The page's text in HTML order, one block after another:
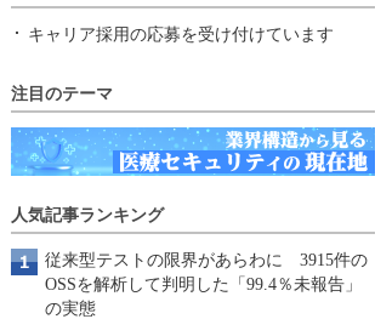
キャリア採用の応募を受け付けています
注目のテーマ
人気記事ランキング
従来型テストの限界があらわに 3915件の
OSSを解析して判明した「99.4％未報告」
の実態